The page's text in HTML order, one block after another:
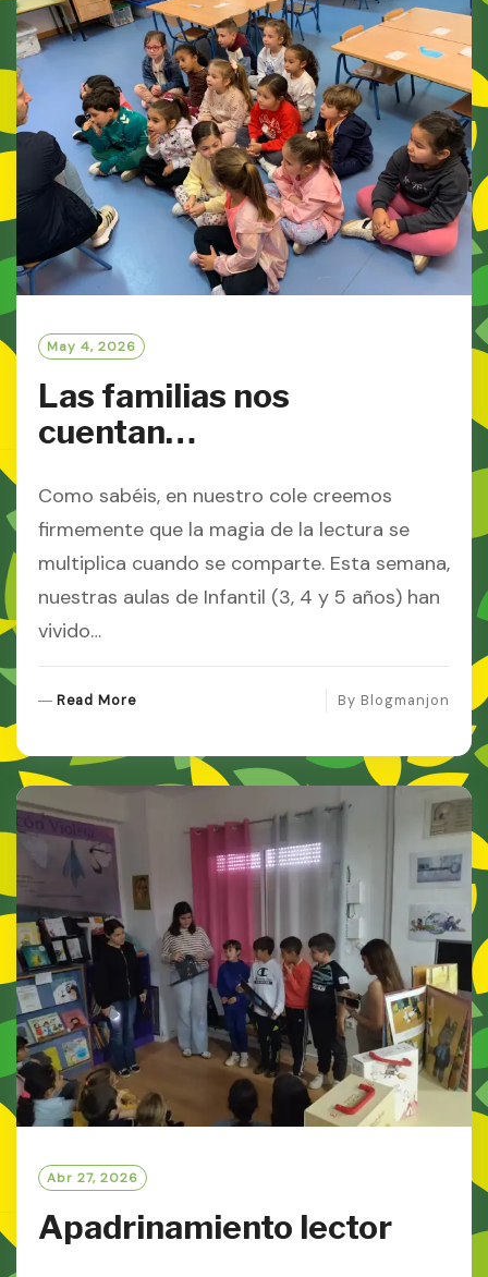
R
May 4, 2026
Las familias nos
cuentan…
Como sabéis, en nuestro cole creemos
firmemente que la magia de la lectura se
multiplica cuando se comparte. Esta semana,
nuestras aulas de Infantil (3, 4 y 5 años) han
vivido…
Read MoreR
By Blogmanjon
Abr 27, 2026
Apadrinamiento lector